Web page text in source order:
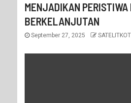
MENJADIKAN PERISTIWA
BERKELANJUTAN
September 27, 2025